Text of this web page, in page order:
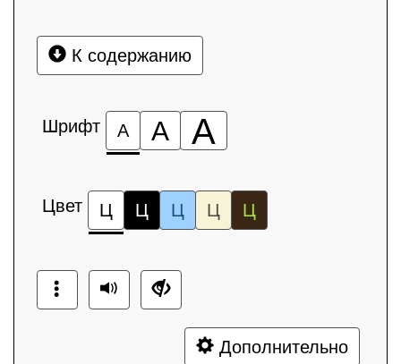
К содержанию
Шрифт А А А
Цвет Ц Ц Ц Ц Ц
Дополнительно